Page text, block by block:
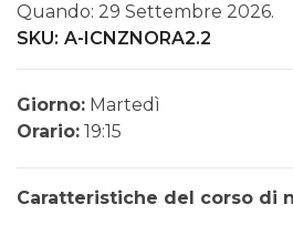
Quando: 29 Settembre 2026.
SKU: A-ICNZNORA2.2
Giorno: Martedì
Orario: 19:15
Caratteristiche del corso di